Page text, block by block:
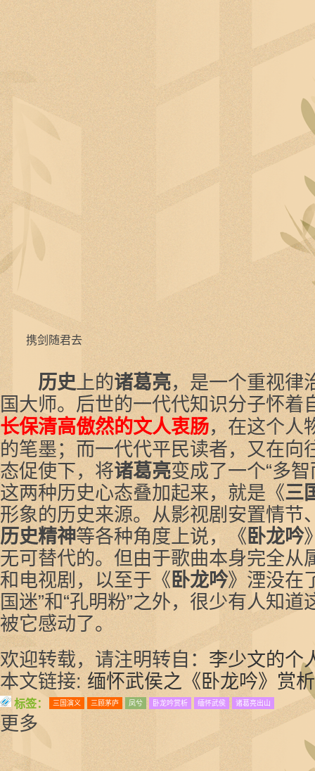
携剑随君去
历史 上的诸葛亮，是一个重视律
国大师。后世的一代代知识分子怀着
长保清高傲然的文人衷肠，在这个人
的笔墨；而一代代平民读者，又在向
态促使下，将诸葛亮变成了一个“多
这两种历史心态叠加起来，就是《三
形象的历史来源。从影视剧安置情节
历史精神等各种角度上说，《卧龙吟
无可替代的。但由于歌曲本身完全从
和电视剧，以至于《卧龙吟》湮没在
国迷”和“孔明粉”之外，很少有人知
被它感动了。
欢迎转载，请注明转自： 李少文的个
本文链接: 缅怀武侯之《卧龙吟》赏析
标签： 三国演义 三顾茅庐 凤兮 卧龙吟赏析 缅怀武侯 诸葛亮出山
更多